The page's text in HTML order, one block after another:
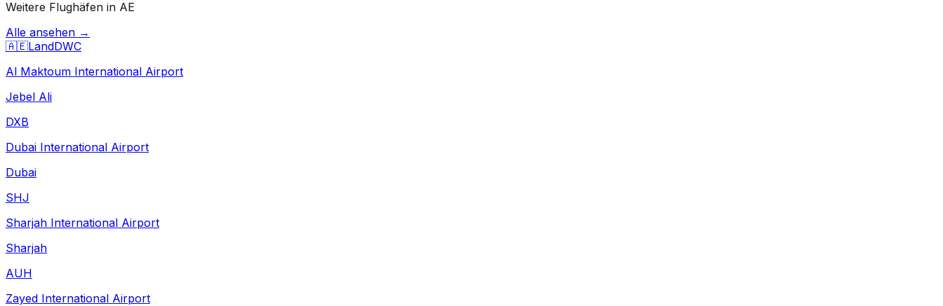
Weitere Flughäfen in AE
Alle ansehen →
🇦🇪LandDWC
Al Maktoum International Airport
Jebel Ali
DXB
Dubai International Airport
Dubai
SHJ
Sharjah International Airport
Sharjah
AUH
Zayed International Airport